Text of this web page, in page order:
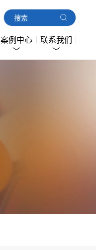
案例中心 联系我们